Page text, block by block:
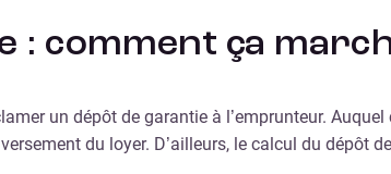
: comment ça
un dépôt de garantie à l’emprunteur.
du loyer. D’ailleurs, le calcul du dépôt